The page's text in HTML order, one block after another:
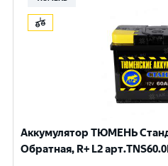
Аккумулятор ТЮМЕНЬ
Обратная, R+ L2